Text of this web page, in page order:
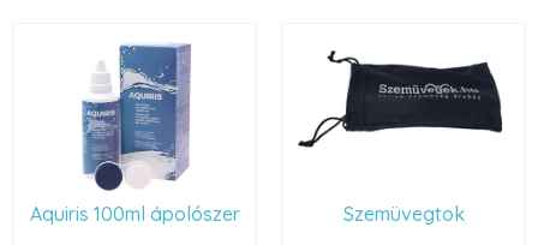
Aquiris 100ml ápolószer Szemüvegtok